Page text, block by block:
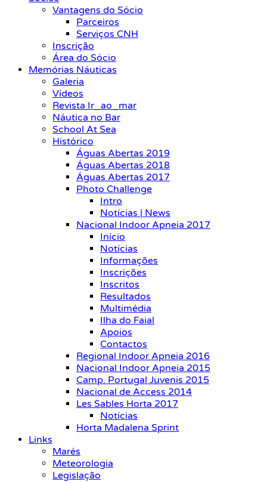
Vantagens do Sócio
Parceiros
Serviços CNH
Inscrição
Área do Sócio
Memórias Náuticas
Galeria
Vídeos
Revista Ir_ao_mar
Náutica no Bar
School At Sea
Histórico
Águas Abertas 2019
Águas Abertas 2018
Águas Abertas 2017
Photo Challenge
Intro
Notícias | News
Nacional Indoor Apneia 2017
Início
Notícias
Informações
Inscrições
Inscritos
Resultados
Multimédia
Ilha do Faial
Apoios
Contactos
Regional Indoor Apneia 2016
Nacional Indoor Apneia 2015
Camp. Portugal Juvenis 2015
Nacional de Access 2014
Les Sables Horta 2017
Notícias
Horta Madalena Sprint
Links
Marés
Meteorologia
Legislação